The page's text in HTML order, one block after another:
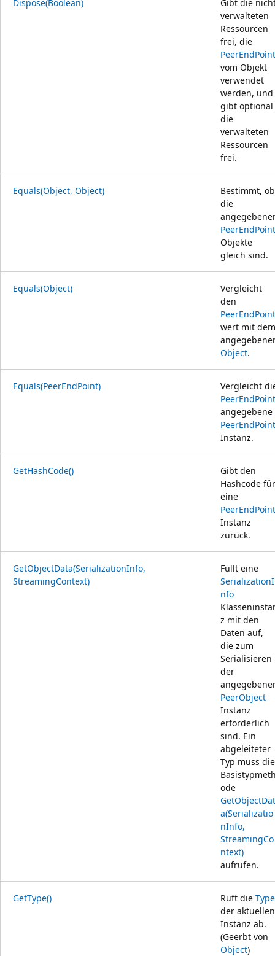
Dispose(Boolean)
Gibt die
verwalteten
Ressourcen
frei, die
PeerEndPoint
vom Objekt
verwendet
werden, und
gibt optional
die
verwalteten
Ressourcen
frei.
Equals(Object, Object)
Bestimmt, ob
die
PeerEndPoint
Objekte
gleich sind.
Equals(Object)
Vergleicht
den
PeerEndPoint
wert mit dem
Object.
Equals(PeerEndPoint)
Vergleicht
PeerEndPoint
angegebene
PeerEndPoint
Instanz.
GetHashCode()
Gibt den
Hashcode für
eine
PeerEndPoint
Instanz
zurück.
GetObjectData(SerializationInfo,
StreamingContext)
Füllt eine
SerializationI
nfo
z mit den
Daten auf,
die zum
Serialisieren
der
PeerObject
Instanz
erforderlich
sind. Ein
abgeleiteter
Typ muss die
ode
GetObjectDat
a(Serializatio
nInfo,
StreamingCo
ntext)
aufrufen.
GetType() Ruft die Type
der aktuellen
Instanz ab.
(Geerbt von
Object)